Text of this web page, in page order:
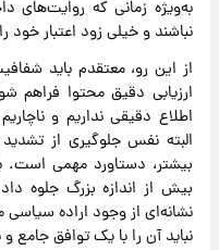
به‌ویژه زمانی که روایت‌های
نباشند و خیلی زود اعتبار
از این رو، معتقدم باید
ارزیابی دقیق محتوا فراهم
اطلاع دقیقی نداریم و
البته نفس جلوگیری از
بیشتر، دستاورد مهمی است.
بیش از اندازه بزرگ جلوه
نشانه‌ای از وجود اراده
نباید آن را با یک توافق